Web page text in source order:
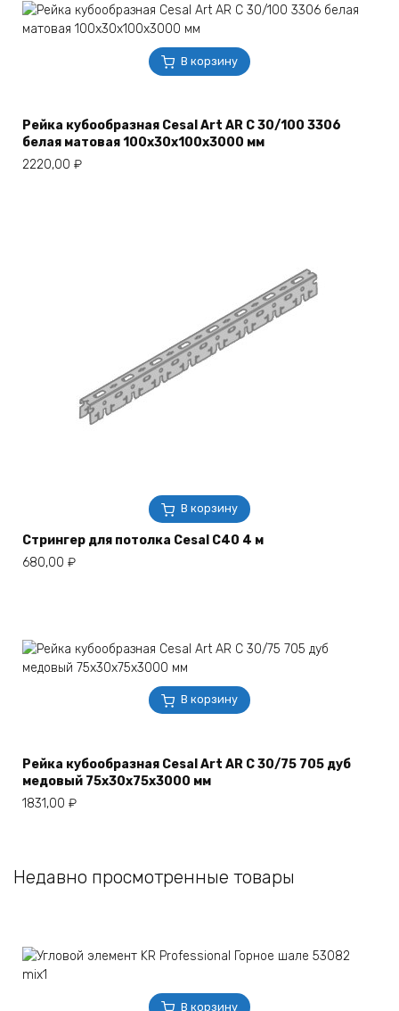
В корзину
Рейка кубообразная Cesal Art AR С 30/100 3306
белая матовая 100х30х100х3000 мм
2220,00 ₽
В корзину
Стрингер для потолка Cesal C40 4 м
680,00 ₽
В корзину
Рейка кубообразная Cesal Art AR С 30/75 705 дуб
медовый 75х30х75х3000 мм
1831,00 ₽
Недавно просмотренные товары
В корзину